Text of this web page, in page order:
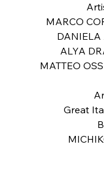
MARCO
DANIELA
ALYA
MATTEO
Great